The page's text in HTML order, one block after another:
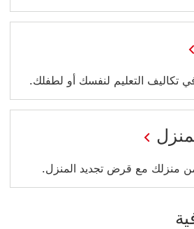
التعليم لنفسك أو لطفلك.
منزلك مع قرض تجديد المنزل.